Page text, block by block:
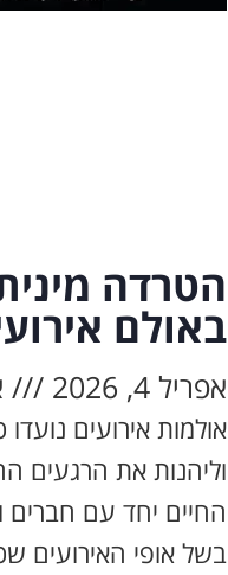
הטרדה
באולם
אפריל 4, 2026
אולמות אירועים
וליהנות את הרגעים
החיים יחד עם
בשל אופי האירועים